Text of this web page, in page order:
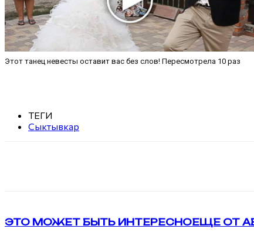
Этот танец невесты оставит вас без слов! Пересмотрела 10 раз
ТЕГИ
Сыктывкар
ЭТО МОЖЕТ БЫТЬ ИНТЕРЕСНОЕЩЕ ОТ